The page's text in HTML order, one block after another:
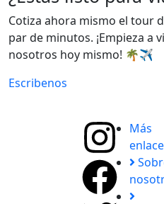
Cotiza ahora mismo el tour
par de minutos. ¡Empieza a
nosotros hoy mismo! 🌴✈️
Escribenos
Más